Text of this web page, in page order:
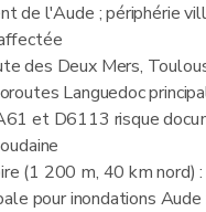
de l'Aude ; périphérie
des Deux Mers,
Languedoc
et D6113 risque
(1 200 m, 40 km nord)
pour inondations Aude